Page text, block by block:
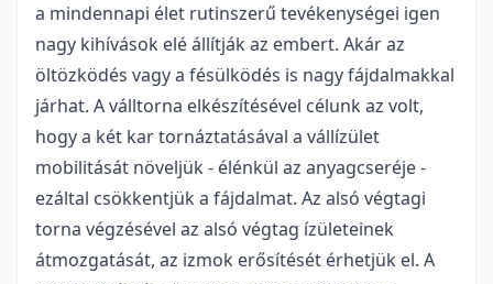
a mindennapi élet rutinszerű tevékenységei igen
nagy kihívások elé állítják az embert. Akár az
öltözködés vagy a fésülködés is nagy fájdalmakkal
járhat. A válltorna elkészítésével célunk az volt,
hogy a két kar tornáztatásával a vállízület
mobilitását növeljük - élénkül az anyagcseréje -
ezáltal csökkentjük a fájdalmat. Az alsó végtagi
torna végzésével az alsó végtag ízületeinek
átmozgatását, az izmok erősítését érhetjük el. A